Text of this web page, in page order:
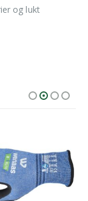
og lukt